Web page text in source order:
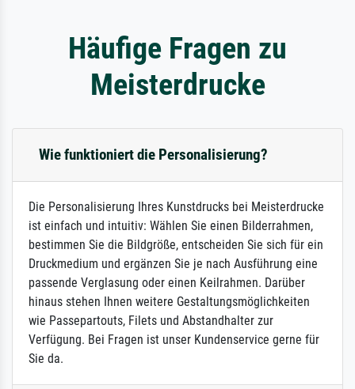
Häufige Fragen zu
Meisterdrucke
Wie funktioniert die Personalisierung?
Die Personalisierung Ihres Kunstdrucks bei Meisterdrucke
ist einfach und intuitiv: Wählen Sie einen Bilderrahmen,
bestimmen Sie die Bildgröße, entscheiden Sie sich für ein
Druckmedium und ergänzen Sie je nach Ausführung eine
passende Verglasung oder einen Keilrahmen. Darüber
hinaus stehen Ihnen weitere Gestaltungsmöglichkeiten
wie Passepartouts, Filets und Abstandhalter zur
Verfügung. Bei Fragen ist unser Kundenservice gerne für
Sie da.